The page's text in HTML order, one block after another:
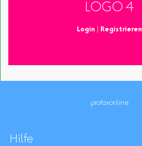
LOGO 4
Login Registrieren
profaxonline
Hilfe